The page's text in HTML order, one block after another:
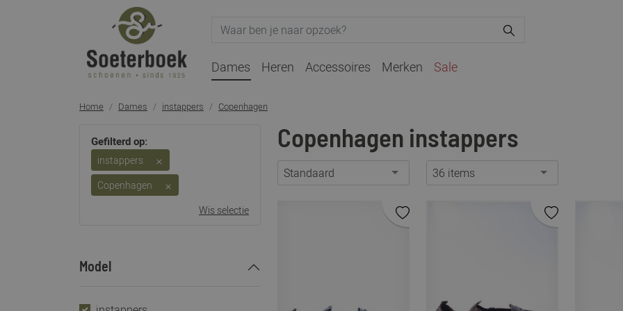
Dames Heren Accessoires Merken Sale
Home Dames instappers Copenhagen
Gefilterd op:
instappers
Copenhagen
Wis selectie
Model
Copenhagen instappers
Standaard 36 items